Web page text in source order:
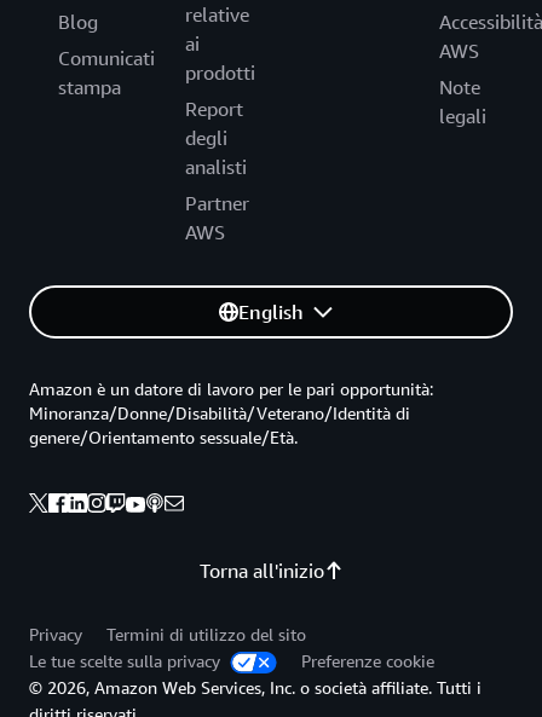
Blog
Comunicati
stampa
relative
ai
prodotti
Report
degli
analisti
Partner
AWS
Accessibilità
AWS
Note
legali
English
Torna all'inizio
Amazon è un datore di lavoro per le pari opportunità:
Minoranza/Donne/Disabilità/Veterano/Identità di
genere/Orientamento sessuale/Età.
Privacy
Termini di utilizzo del sito
Le tue scelte sulla privacy
Preferenze cookie
© 2026, Amazon Web Services, Inc. o società affiliate. Tutti i